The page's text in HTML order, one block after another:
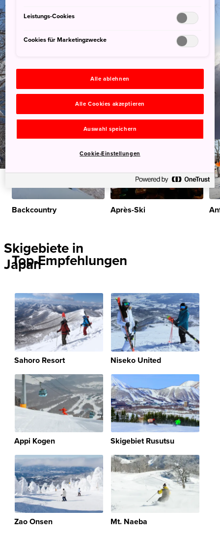
Leitfäden
Backcountry Après-Ski
Skigebiete in
Japan
Top-Empfehlungen
Sahoro Resort Niseko United
Appi Kogen Skigebiet Rusutsu
Zao Onsen Mt. Naeba
Leistungs-Cookies
Cookies für Marketingzwecke
Alle ablehnen
Alle Cookies akzeptieren
Auswahl speichern
Cookie-Einstellungen